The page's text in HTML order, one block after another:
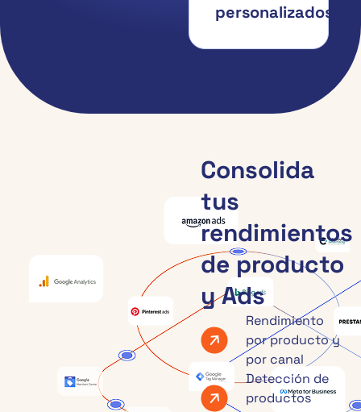
personalizados?
Consolida
tus
rendimientos
de producto
y Ads
Rendimiento
por producto y
por canal
Detección de
productos